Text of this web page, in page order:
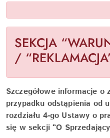
SEKCJA
/
Szczegółowe informacje
przypadku odstąpienia od
rozdziału 4-go Ustawy o
się w sekcji “O